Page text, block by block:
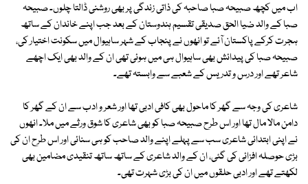
اب میں کچھ صبیحہ صبا صاحبہ کی ذاتی زندگی پر بھی روشنی ڈالتا چلوں۔ صبیحہ
صبا کے والد ضیا الحق صدیقی تقسیم ہندوستان کے بعد جب اپنے خاندان کے ساتھ
ہجرت کرکے پاکستان آئے تو انھوں نے پنجاب کے شہر ساہیوال میں سکونت اختیار کی،
صبیحہ صبا کی پیدائش بھی ساہیوال ہی میں ہوئی تھی ان کے والد بھی ایک اچھے
شاعر تھے اور درس و تدریس کے شعبے سے وابستہ تھے۔
شاعری کی وجہ سے گھر کا ماحول بھی کافی ادبی تھا اور شعر و ادب سے ان کے گھر کا
دامن مالا مال تھا اور اس طرح صبیحہ صبا کو بھی شاعری کا شوق ورثے میں ملا۔ انھوں
نے اپنی ابتدائی شاعری سب سے پہلے اپنے والد صاحب کو ہی سنائی اور اس طرح ان کی
بڑی حوصلہ افزائی کی گئی، ان کے والد شاعری کے ساتھ ساتھ تنقیدی مضامین بھی
لکھتے تھے اور ادبی حلقوں میں ان کی بڑی شہرت تھی۔